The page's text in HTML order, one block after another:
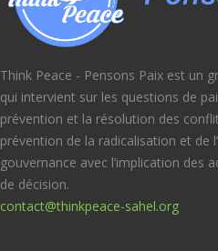
Think Peace - Pensons Paix est un
qui intervient sur les questions de
prévention et la résolution des
prévention de la radicalisation et de
gouvernance avec l’implication des
de décision.
contact@thinkpeace-sahel.org